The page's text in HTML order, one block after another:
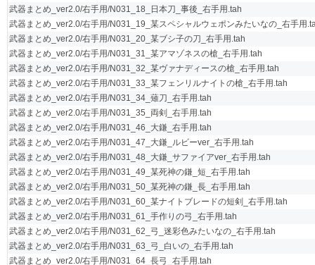
武器まとめ_ver2.0/右手用/N031_18_日本刀_事後_右手用.tah
武器まとめ_ver2.0/右手用/N031_19_某スペシャルウェポンみたいなの_右手用
武器まとめ_ver2.0/右手用/N031_20_某ブシ子の刀_右手用.tah
武器まとめ_ver2.0/右手用/N031_31_某アマゾネスの槍_右手用.tah
武器まとめ_ver2.0/右手用/N031_32_某ヴァナディースの槍_右手用.tah
武器まとめ_ver2.0/右手用/N031_33_某フェンリルナイトの槍_右手用.tah
武器まとめ_ver2.0/右手用/N031_34_薙刀_右手用.tah
武器まとめ_ver2.0/右手用/N031_35_両剣_右手用.tah
武器まとめ_ver2.0/右手用/N031_46_大鎌_右手用.tah
武器まとめ_ver2.0/右手用/N031_47_大鎌_ルビーver_右手用.tah
武器まとめ_ver2.0/右手用/N031_48_大鎌_サファイアver_右手用.tah
武器まとめ_ver2.0/右手用/N031_49_某死神の鎌_短_右手用.tah
武器まとめ_ver2.0/右手用/N031_50_某死神の鎌_長_右手用.tah
武器まとめ_ver2.0/右手用/N031_60_某ナイトブレードの短剣_右手用.tah
武器まとめ_ver2.0/右手用/N031_61_手作りの弓_右手用.tah
武器まとめ_ver2.0/右手用/N031_62_弓_迷彩色みたいなの_右手用.tah
武器まとめ_ver2.0/右手用/N031_63_弓_白いの_右手用.tah
武器まとめ_ver2.0/右手用/N031_64_長弓_右手用.tah